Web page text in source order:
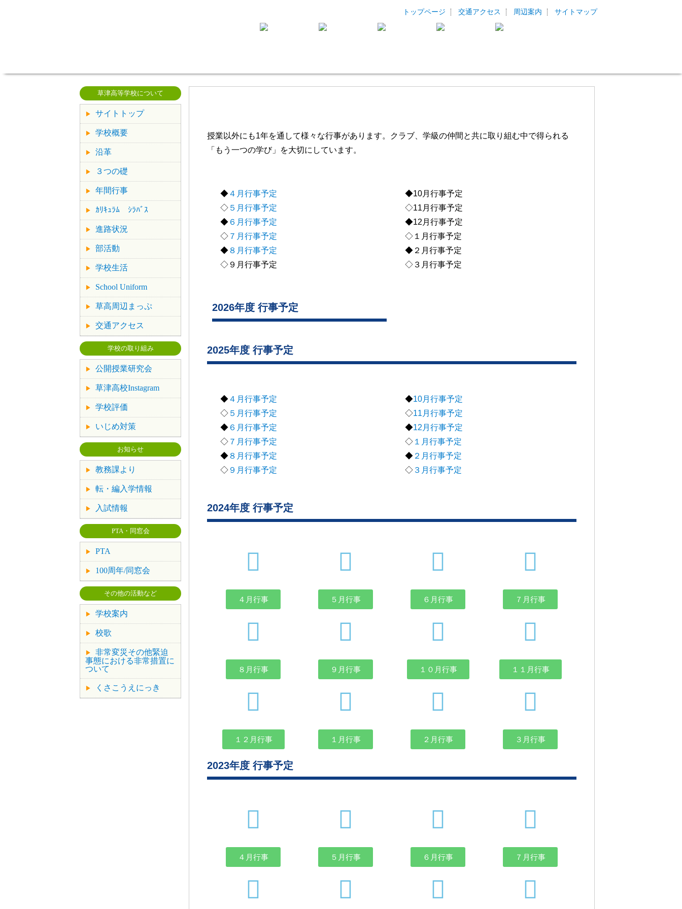
トップページ 交通アクセス 周辺案内 サイトマップ
草津高等学校について
サイトトップ
学校概要
沿革
３つの礎
年間行事
ｶﾘｷｭﾗﾑ ｼﾗﾊﾞｽ
進路状況
部活動
学校生活
School Uniform
草高周辺まっぷ
交通アクセス
学校の取り組み
公開授業研究会
草津高校Instagram
学校評価
いじめ対策
お知らせ
教務課より
転・編入学情報
入試情報
PTA・同窓会
PTA
100周年/同窓会
その他の活動など
学校案内
校歌
非常変災その他緊迫
事態における非常措置に
ついて
くさこうえにっき
授業以外にも1年を通して様々な行事があります。クラブ、学級の仲間と共に取り組む中で得られる
「もう一つの学び」を大切にしています。
◆４月行事予定
◇ ５月行事予定
◆ ６月行事予定
◇ ７月行事予定
◆８月行事予定
◇９月行事予定
2026年度 行事予定
◆10月行事予定
◇11月行事予定
◆12月行事予定
◇１月行事予定
◆２月行事予定
◇３月行事予定
2025年度 行事予定
◆４月行事予定
◇ ５月行事予定
◆ ６月行事予定
◇ ７月行事予定
◆８月行事予定
◇ ９月行事予定
◆10月行事予定
◇11月行事予定
◆12月行事予定
◇ １月行事予定
◆ ２月行事予定
◇ ３月行事予定
2024年度 行事予定
４月行事 ５月行事 ６月行事 ７月行事
８月行事 ９月行事 １０月行事 １１月行事
１２月行事 １月行事 ２月行事 ３月行事
2023年度 行事予定
４月行事 ５月行事 ６月行事 ７月行事